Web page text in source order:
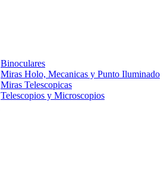
Binoculares
Miras Holo, Mecanicas y Punto Iluminado
Miras Telescopicas
Telescopios y Microscopios